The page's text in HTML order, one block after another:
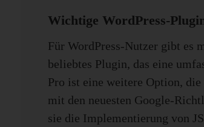
Wichtige WordPress-
Für WordPress-Nutzer gibt es
beliebtes Plugin, das eine
Pro ist eine weitere Option,
mit den neuesten Google-
sie die Implementierung von